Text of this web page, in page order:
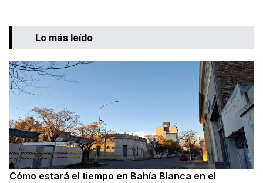
Lo más leído
Cómo estará el tiempo en Bahía Blanca en el